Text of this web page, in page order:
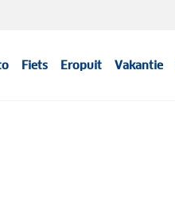
Fiets Eropuit Vakantie